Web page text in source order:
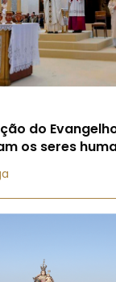
do
os seres